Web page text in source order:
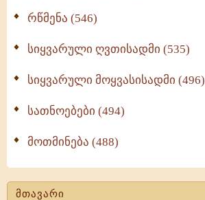
რწმენა (546)
სიყვარული ღვთისადმი (535)
სიყვარული მოყვასისადმი (496)
სათნოებები (494)
მოთმინება (488)
მთავარი